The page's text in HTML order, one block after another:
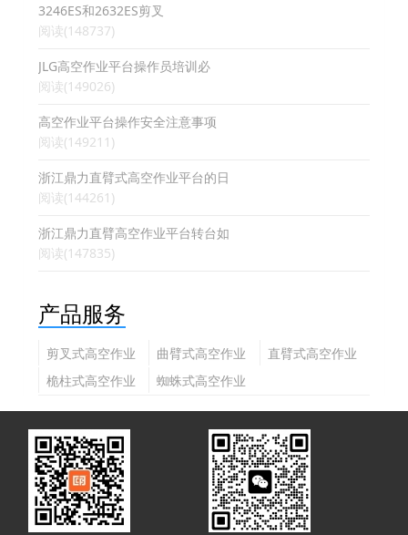
3246ES和2632ES剪叉
阅读(148737)
JLG高空作业平台操作员培训必
阅读(149026)
高空作业平台操作安全注意事项
阅读(149211)
浙江鼎力直臂式高空作业平台的日
阅读(144261)
浙江鼎力直臂高空作业平台转台如
阅读(147835)
产品服务
剪叉式高空作业
平台
曲臂式高空作业
平台
直臂式高空作业
桅柱式高空作业
蜘蛛式高空作业